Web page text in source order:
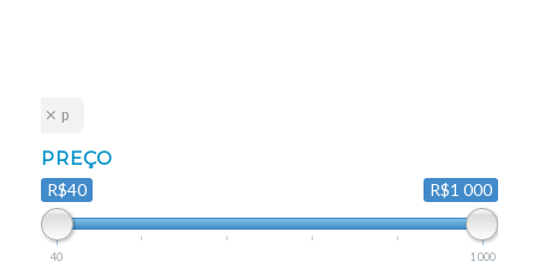
p
PREÇO
R$40 R$1 000
40 1 000